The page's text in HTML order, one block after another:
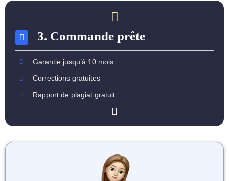
3. Commande prête
Garantie jusqu’à 10 mois
Corrections gratuites
Rapport de plagiat gratuit